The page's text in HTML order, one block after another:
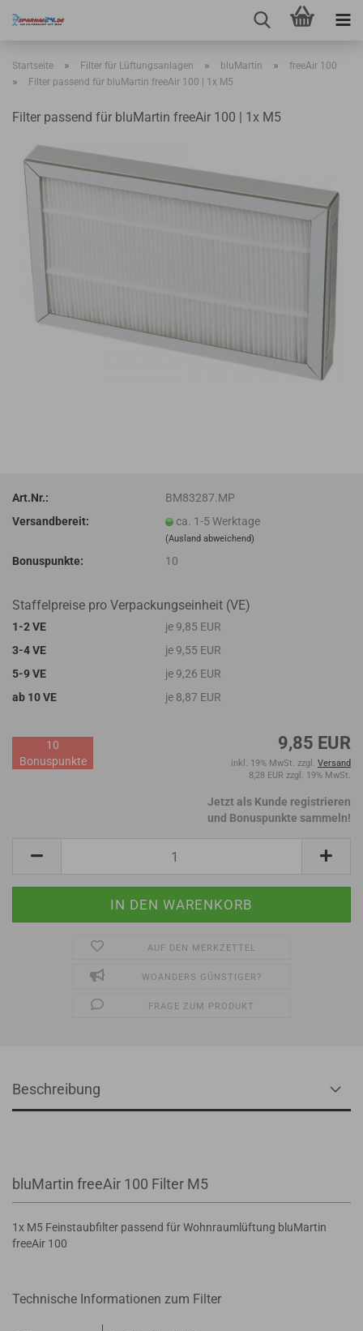
Startseite » Filter für Lüftungsanlagen » bluMartin » freeAir 100
» Filter passend für bluMartin freeAir 100 | 1x M5
Filter passend für bluMartin freeAir 100 | 1x M5
Art.Nr.:
BM83287.MP
Versandbereit:
ca. 1-5 Werktage
(Ausland abweichend)
Bonuspunkte: 10
Staffelpreise pro Verpackungseinheit (VE)
1-2 VE
je 9,85 EUR
3-4 VE
je 9,55 EUR
5-9 VE
je 9,26 EUR
ab 10 VE
je 8,87 EUR
9,85 EUR
inkl. 19% MwSt. zzgl. Versand
8,28 EUR zzgl. 19% MwSt.
10
Bonuspunkte
Jetzt als Kunde registrieren
und Bonuspunkte sammeln!
AUF DEN MERKZETTEL
WOANDERS GÜNSTIGER?
FRAGE ZUM PRODUKT
Beschreibung
bluMartin freeAir 100 Filter M5
1x M5 Feinstaubfilter passend für Wohnraumlüftung bluMartin
freeAir 100
Technische Informationen zum Filter